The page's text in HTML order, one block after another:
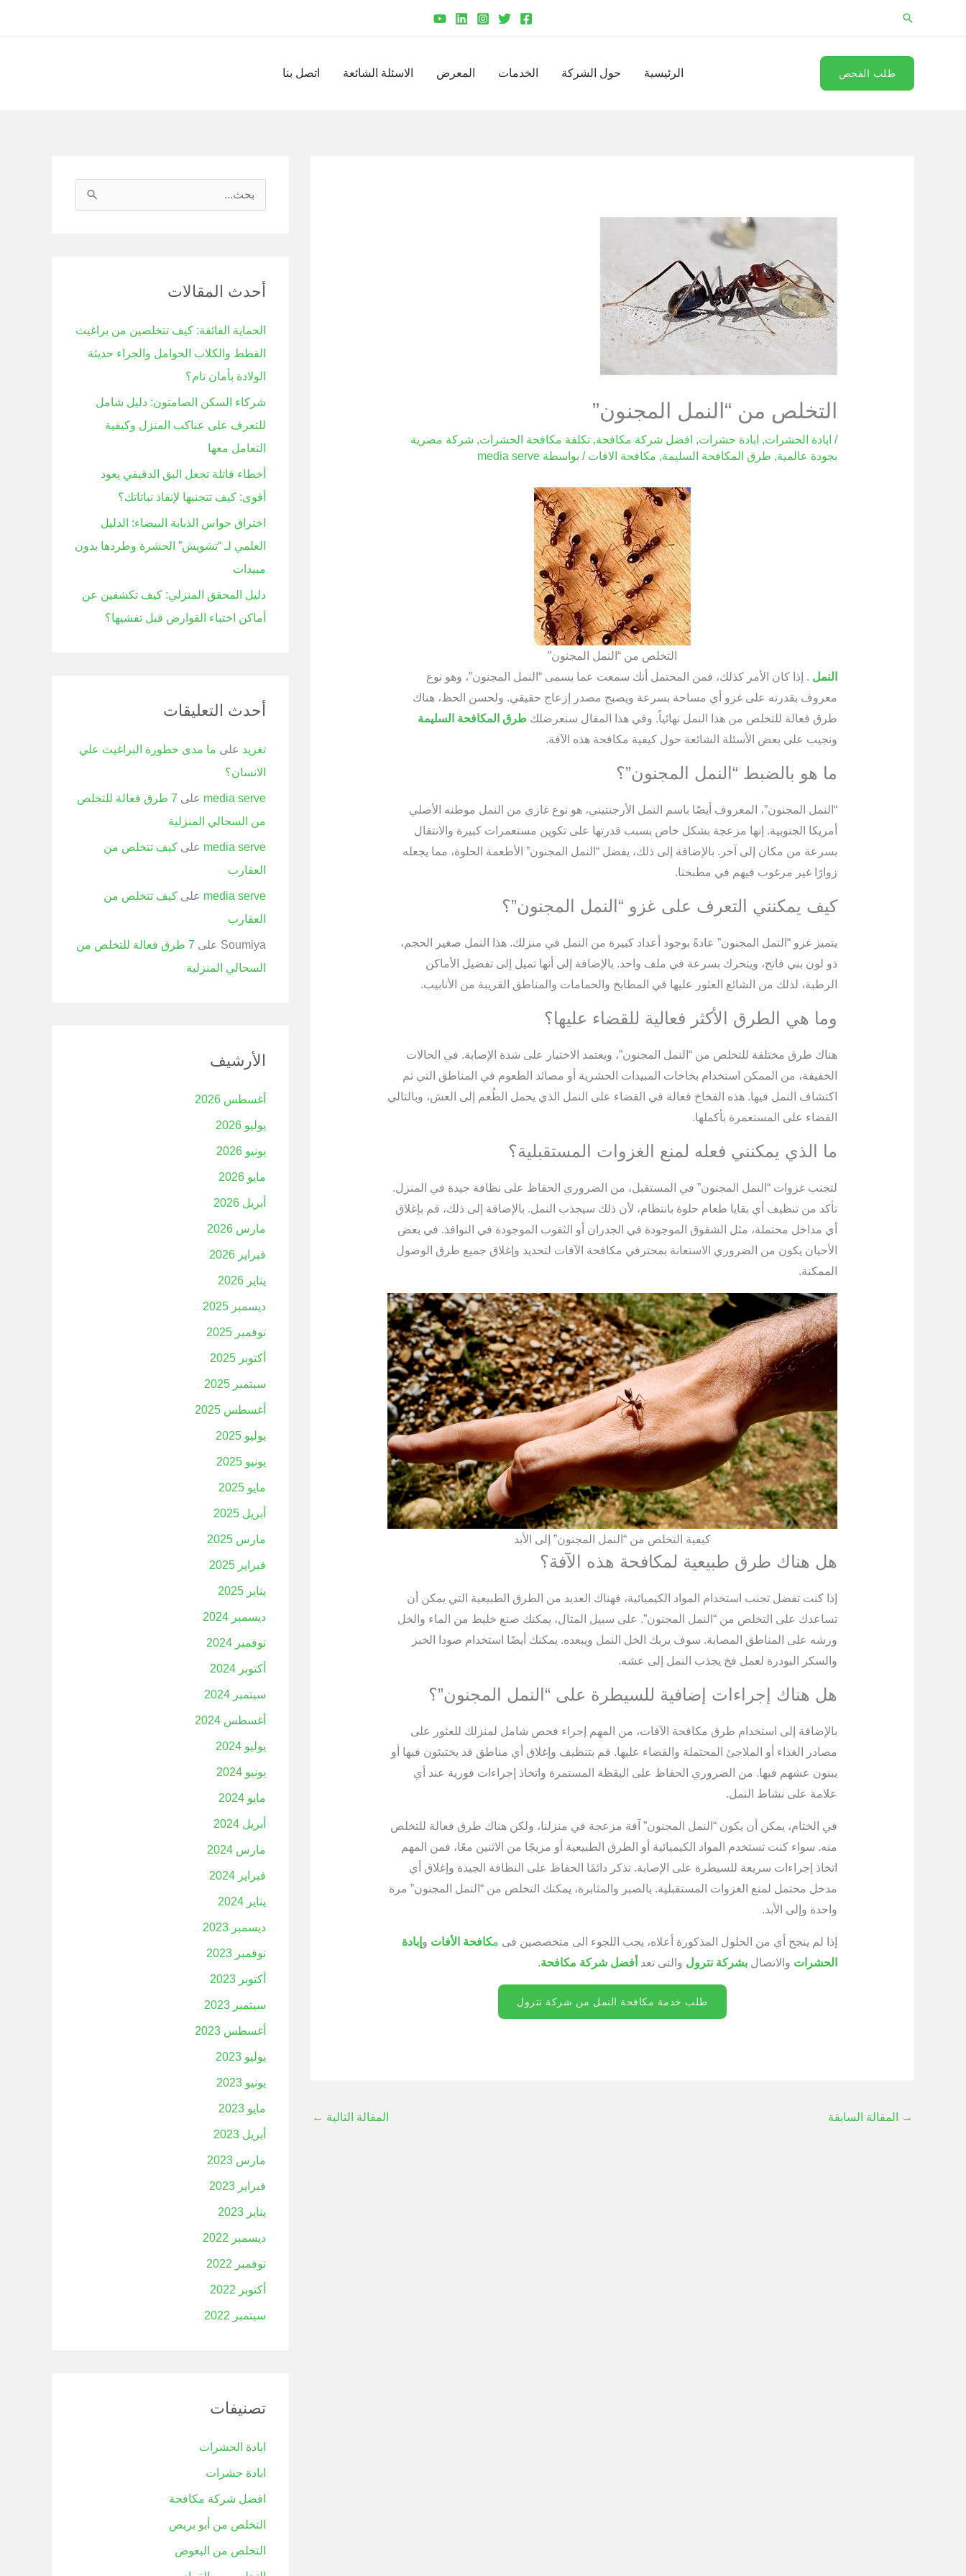
البحث
طلب الفحص الرئيسية حول الشركة الخدمات المعرض الاسئلة الشائعة اتصل بنا
التخلص من “النمل المجنون”
/ ابادة الحشرات, ابادة حشرات, افضل شركة مكافحة, تكلفة مكافحة الحشرات, شركة مصرية
بجودة عالمية, طرق المكافحة السليمة, مكافحة الافات / بواسطة media serve
التخلص من “النمل المجنون”
النمل . إذا كان الأمر كذلك، فمن المحتمل أنك سمعت عما يسمى “النمل المجنون”، وهو نوع
معروف بقدرته على غزو أي مساحة بسرعة ويصبح مصدر إزعاج حقيقي. ولحسن الحظ، هناك
طرق فعالة للتخلص من هذا النمل نهائياً. وفي هذا المقال سنعرضلك طرق المكافحة السليمة
ونجيب على بعض الأسئلة الشائعة حول كيفية مكافحة هذه الآفة.
ما هو بالضبط “النمل المجنون”؟
“النمل المجنون”، المعروف أيضًا باسم النمل الأرجنتيني، هو نوع غازي من النمل موطنه الأصلي
أمريكا الجنوبية. إنها مزعجة بشكل خاص بسبب قدرتها على تكوين مستعمرات كبيرة والانتقال
بسرعة من مكان إلى آخر. بالإضافة إلى ذلك، يفضل “النمل المجنون” الأطعمة الحلوة، مما يجعله
زوارًا غير مرغوب فيهم في مطبخنا.
كيف يمكنني التعرف على غزو “النمل المجنون”؟
يتميز غزو “النمل المجنون” عادةً بوجود أعداد كبيرة من النمل في منزلك. هذا النمل صغير الحجم،
ذو لون بني فاتح، ويتحرك بسرعة في ملف واحد. بالإضافة إلى أنها تميل إلى تفضيل الأماكن
الرطبة، لذلك من الشائع العثور عليها في المطابخ والحمامات والمناطق القريبة من الأنابيب.
وما هي الطرق الأكثر فعالية للقضاء عليها؟
هناك طرق مختلفة للتخلص من “النمل المجنون”، ويعتمد الاختيار على شدة الإصابة. في الحالات
الخفيفة، من الممكن استخدام بخاخات المبيدات الحشرية أو مصائد الطعوم في المناطق التي تم
اكتشاف النمل فيها. هذه الفخاخ فعالة في القضاء على النمل الذي يحمل الطُعم إلى العش، وبالتالي
القضاء على المستعمرة بأكملها.
ما الذي يمكنني فعله لمنع الغزوات المستقبلية؟
لتجنب غزوات “النمل المجنون” في المستقبل، من الضروري الحفاظ على نظافة جيدة في المنزل.
تأكد من تنظيف أي بقايا طعام حلوة بانتظام، لأن ذلك سيجذب النمل. بالإضافة إلى ذلك، قم بإغلاق
أي مداخل محتملة، مثل الشقوق الموجودة في الجدران أو الثقوب الموجودة في النوافذ. في بعض
الأحيان يكون من الضروري الاستعانة بمحترفي مكافحة الآفات لتحديد وإغلاق جميع طرق الوصول
الممكنة.
كيفية التخلص من “النمل المجنون” إلى الأبد
هل هناك طرق طبيعية لمكافحة هذه الآفة؟
إذا كنت تفضل تجنب استخدام المواد الكيميائية، فهناك العديد من الطرق الطبيعية التي يمكن أن
تساعدك على التخلص من “النمل المجنون”. على سبيل المثال، يمكنك صنع خليط من الماء والخل
ورشه على المناطق المصابة. سوف يربك الخل النمل ويبعده. يمكنك أيضًا استخدام صودا الخبز
والسكر البودرة لعمل فخ يجذب النمل إلى عشه.
هل هناك إجراءات إضافية للسيطرة على “النمل المجنون”؟
بالإضافة إلى استخدام طرق مكافحة الآفات، من المهم إجراء فحص شامل لمنزلك للعثور على
مصادر الغذاء أو الملاجئ المحتملة والقضاء عليها. قم بتنظيف وإغلاق أي مناطق قد يختبئون فيها أو
يبنون عشهم فيها. من الضروري الحفاظ على اليقظة المستمرة واتخاذ إجراءات فورية عند أي
علامة على نشاط النمل.
في الختام، يمكن أن يكون “النمل المجنون” آفة مزعجة في منزلنا، ولكن هناك طرق فعالة للتخلص
منه. سواء كنت تستخدم المواد الكيميائية أو الطرق الطبيعية أو مزيجًا من الاثنين معًا، فمن المهم
اتخاذ إجراءات سريعة للسيطرة على الإصابة. تذكر دائمًا الحفاظ على النظافة الجيدة وإغلاق أي
مدخل محتمل لمنع الغزوات المستقبلية. بالصبر والمثابرة، يمكنك التخلص من “النمل المجنون” مرة
واحدة وإلى الأبد.
إذا لم ينجح أي من الحلول المذكورة أعلاه، يجب اللجوء الى متخصصين فى مكافحة الأفات وإبادة
الحشرات والاتصال بشركة نترول والتى تعد أفضل شركة مكافحة.
طلب خدمة مكافحة النمل من شركة نترول
→ المقالة السابقة المقالة التالية ←
ث
ن
:
أحدث المقالات
الحماية الفائقة: كيف تتخلصين من براغيث
القطط والكلاب الحوامل والجراء حديثة
الولادة بأمان تام؟
شركاء السكن الصامتون: دليل شامل
للتعرف على عناكب المنزل وكيفية
التعامل معها
أخطاء قاتلة تجعل البق الدقيقي يعود
أقوى: كيف تتجنبها لإنقاذ نباتاتك؟
اختراق حواس الذبابة البيضاء: الدليل
العلمي لـ “تشويش” الحشرة وطردها بدون
مبيدات
دليل المحقق المنزلي: كيف تكشفين عن
أماكن اختباء القوارض قبل تفشيها؟
أحدث التعليقات
تغريد على ما مدى خطورة البراغيث علي
الانسان؟
media serve على
7 طرق فعالة للتخلص
من السحالي المنزلية
media serve على كيف تتخلص من
العقارب
media serve على كيف تتخلص من
العقارب
Soumiya على
7 طرق فعالة للتخلص من
السحالي المنزلية
الأرشيف
أغسطس 2026
يوليو 2026
يونيو 2026
مايو 2026
أبريل 2026
مارس 2026
فبراير 2026
يناير 2026
ديسمبر 2025
نوفمبر 2025
أكتوبر 2025
سبتمبر 2025
أغسطس 2025
يوليو 2025
يونيو 2025
مايو 2025
أبريل 2025
مارس 2025
فبراير 2025
يناير 2025
ديسمبر 2024
نوفمبر 2024
أكتوبر 2024
سبتمبر 2024
أغسطس 2024
يوليو 2024
يونيو 2024
مايو 2024
أبريل 2024
مارس 2024
فبراير 2024
يناير 2024
ديسمبر 2023
نوفمبر 2023
أكتوبر 2023
سبتمبر 2023
أغسطس 2023
يوليو 2023
يونيو 2023
مايو 2023
أبريل 2023
مارس 2023
فبراير 2023
يناير 2023
ديسمبر 2022
نوفمبر 2022
أكتوبر 2022
سبتمبر 2022
تصنيفات
ابادة الحشرات
ابادة حشرات
افضل شركة مكافحة
التخلص من أبو بريص
التخلص من البعوض